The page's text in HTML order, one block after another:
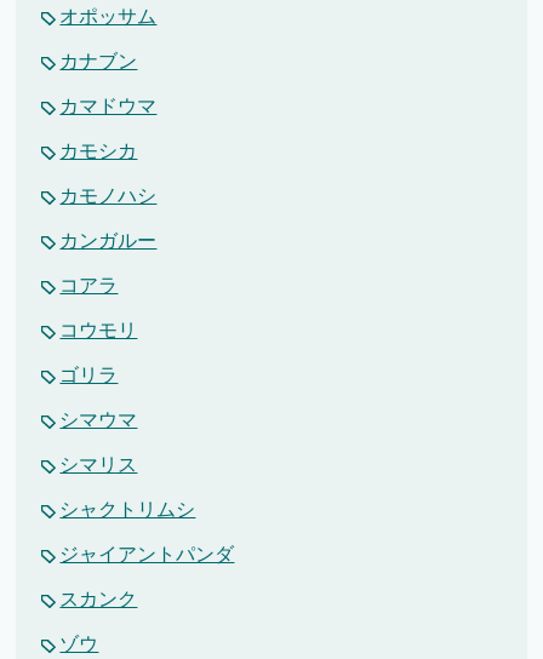
オポッサム
カナブン
カマドウマ
カモシカ
カモノハシ
カンガルー
コアラ
コウモリ
ゴリラ
シマウマ
シマリス
シャクトリムシ
ジャイアントパンダ
スカンク
ゾウ